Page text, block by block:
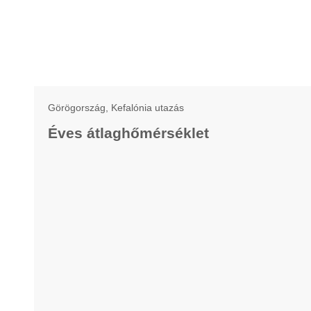
Görögország, Kefalónia utazás
Éves átlaghőmérséklet